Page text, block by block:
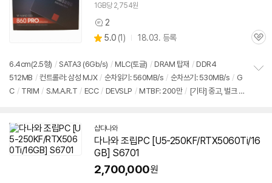
1GB당 2,754원
상
품
견
2
별
5.0 (상
리
뷰
1) 18.03. 등록
관
6.4cm(2.5형) / SATA3 (6Gb/s) / MLC(토글) / DRAM 탑재 / DDR4
512MB / 컨트롤러: 삼성 MJX / 순차읽기: 560MB/s / 순차쓰기: 530MB/s / G
C / TRIM / S.M.A.R.T / ECC / DEVSLP / MTBF: 200만 / [기타] 중고, 벌크 여
샵다나와
다나와 조립PC [U5-250KF/RTX5060Ti/16
GB] S6701
2,700,000원